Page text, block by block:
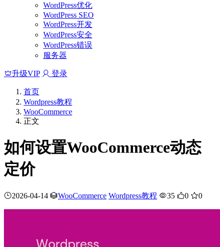
WordPress优化
WordPress SEO
WordPress开发
WordPress安全
WordPress错误
服务器
升级VIP 登录
首页
Wordpress教程
WooCommerce
正文
如何设置WooCommerce动态
定价
2026-04-14 WooCommerce Wordpress教程 35 0 0